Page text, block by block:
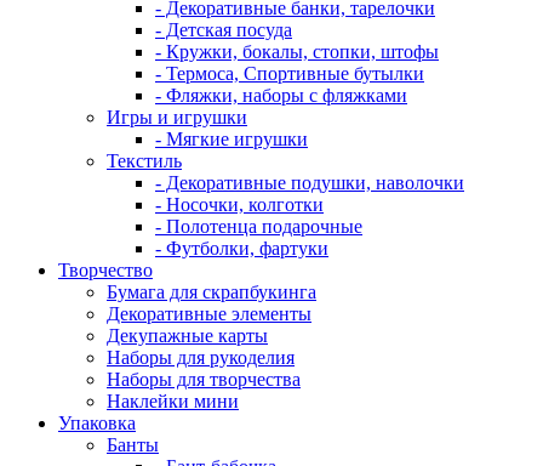
- Декоративные банки, тарелочки
- Детская посуда
- Кружки, бокалы, стопки, штофы
- Термоса, Спортивные бутылки
- Фляжки, наборы с фляжками
Игры и игрушки
- Мягкие игрушки
Текстиль
- Декоративные подушки, наволочки
- Носочки, колготки
- Полотенца подарочные
- Футболки, фартуки
Творчество
Бумага для скрапбукинга
Декоративные элементы
Декупажные карты
Наборы для рукоделия
Наборы для творчества
Наклейки мини
Упаковка
Банты